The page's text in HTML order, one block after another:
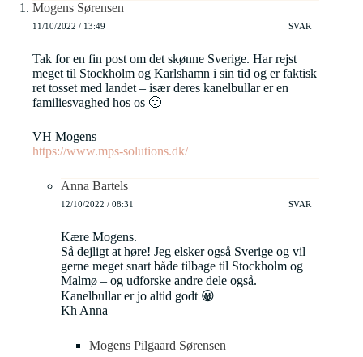
Mogens Sørensen
11/10/2022 / 13:49 SVAR
Tak for en fin post om det skønne Sverige. Har rejst
meget til Stockholm og Karlshamn i sin tid og er faktisk
ret tosset med landet – især deres kanelbullar er en
familiesvaghed hos os 🙂
VH Mogens
https://www.mps-solutions.dk/
Anna Bartels
12/10/2022 / 08:31 SVAR
Kære Mogens.
Så dejligt at høre! Jeg elsker også Sverige og vil
gerne meget snart både tilbage til Stockholm og
Malmø – og udforske andre dele også.
Kanelbullar er jo altid godt 😀
Kh Anna
Mogens Pilgaard Sørensen